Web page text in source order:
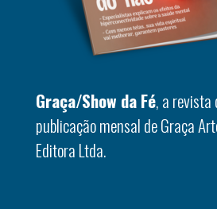
Graça/Show da Fé, a
publicação mensal de Graça
Editora Ltda.